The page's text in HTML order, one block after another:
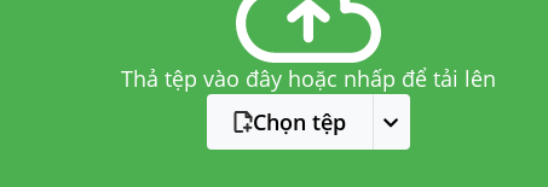
Thả tệp vào đây hoặc nhấp để tải lên
Chọn tệp